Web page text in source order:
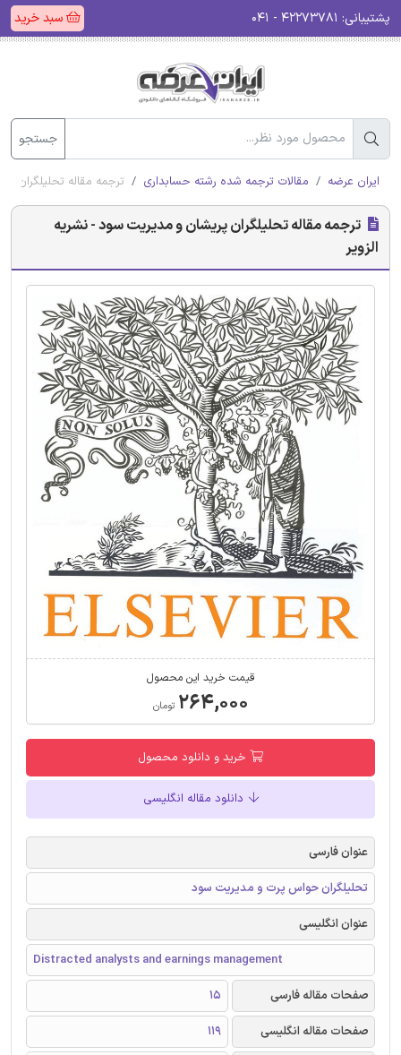
پشتیبانی: سبد خرید
جستجو
ایران عرضه مقالات ترجمه شده رشته حسابداری ترجمه مقاله تحلیلگران
ترجمه مقاله تحلیلگران پریشان و مدیریت سود - نشریه
الزویر
قیمت خرید این محصول
۲۶۴,۰۰۰ تومان
خرید و دانلود محصول
دانلود مقاله انگلیسی
عنوان فارسی
تحلیلگران حواس پرت و مدیریت سود
عنوان انگلیسی
Distracted analysts and earnings management
صفحات مقاله فارسی
15
صفحات مقاله انگلیسی
119